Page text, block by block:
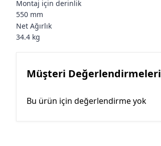
Montaj için derinlik
550 mm
Net Ağırlık
34.4 kg
Müşteri Değerlendirmeleri
Bu ürün için değerlendirme yok